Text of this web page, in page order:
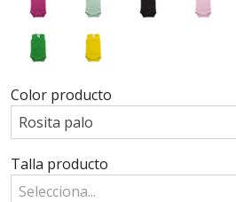
Color producto
Rosita palo
Talla producto
Selecciona...